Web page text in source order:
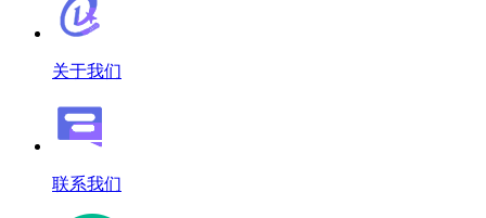
关于我们
联系我们